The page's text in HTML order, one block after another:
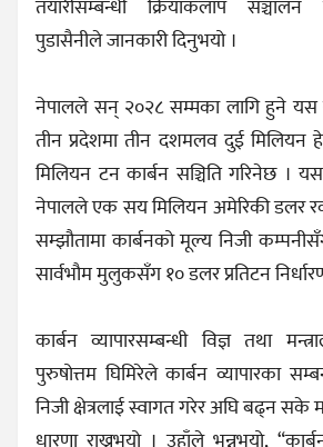
तयारीसम्बन्धी क्रियाकलाप
पुडासैनीले जानकारी दिनुभयो ।
नेपालले सन् २०२८ सम्मका लागि हुने यस
तीन प्रदेशमा तीन दशमलव दुई मिलियन
मिलियन टन कार्बन सञ्चिति गरिनेछ । यस
नेपालले एक सय मिलियन अमेरिकी डलर
सम्झौतामा कार्बनको मूल्य निजी
सार्वभौम मुलुकसँग १० डलर प्रतिटन
कार्बन व्यापारसम्बन्धी विज्ञ तथा
पुरुषोत्तम घिमिरेले कार्बन व्यापारका
निजी क्षेत्रलाई स्वागत गरेर अघि बढ्न सके